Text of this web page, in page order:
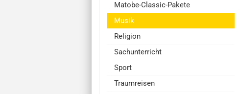
Matobe-Classic-Pakete
Musik
Religion
Sachunterricht
Sport
Traumreisen